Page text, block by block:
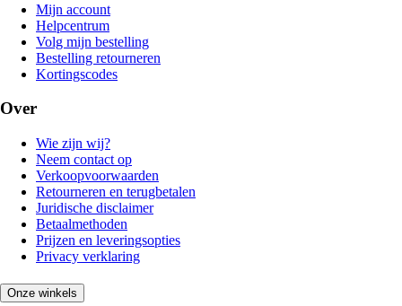
Mijn account
Helpcentrum
Volg mijn bestelling
Bestelling retourneren
Kortingscodes
Over
Wie zijn wij?
Neem contact op
Verkoopvoorwaarden
Retourneren en terugbetalen
Juridische disclaimer
Betaalmethoden
Prijzen en leveringsopties
Privacy verklaring
Onze winkels